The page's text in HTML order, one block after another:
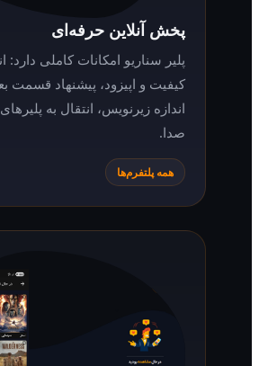
پخش آنلاین حرفه‌ای
پلیر سناریو امکانات کاملی دارد: انتخاب
کیفیت و اپیزود، پیشنهاد قسمت بعدی، تغییر
اندازه زیرنویس، انتقال به پلیرهای دیگر و تغییر
همه پلتفرم‌ها